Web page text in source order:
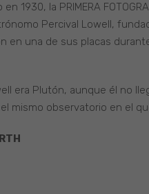
1930, la PRIMERA
Percival Lowell,
en una de sus placas
era Plutón, aunque él no
mismo observatorio en el